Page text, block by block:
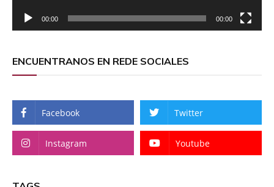
00:00 00:00
ENCUENTRANOS EN REDE SOCIALES
Facebook Twitter
Instagram Youtube